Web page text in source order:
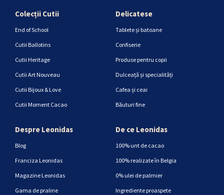
Colecții Cutii
End of School
Cutii Ballotins
Cutii Heritage
Cutii Art Nouveau
Cutii Bijoux & Love
Cutii Moment Cacao
Delicatese
Tablete și batoane
Confiserie
Produse pentru copii
Dulceață și specialități
Cafea și ceai
Băuturi fine
Despre Leonidas
Blog
Franciza Leonidas
Magazine Leonidas
Gama de praline
De ce Leonidas
100% unt de cacao
100% realizate în Belgia
0% ulei de palmier
Ingrediente proaspete